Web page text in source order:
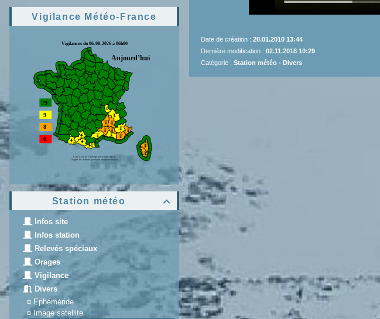
Vigilance Météo-France

Station météo
Infos site
Infos station
Relevés spéciaux
Orages
Vigilance
Divers
¤ Ephéméride
¤ Image satellite
Date de création : 20.01.2010 13:44
Dernière modification : 02.11.2018 10:29
Catégorie : Station météo - Divers